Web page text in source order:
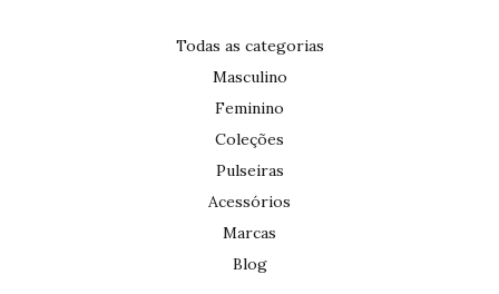
Todas as categorias
Masculino
Feminino
Coleções
Pulseiras
Acessórios
Marcas
Blog